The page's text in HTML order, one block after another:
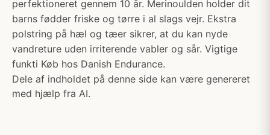
perfektioneret gennem 10 år. Merinoulden holder dit
barns fødder friske og tørre i al slags vejr. Ekstra
polstring på hæl og tæer sikrer, at du kan nyde
vandreture uden irriterende vabler og sår. Vigtige
funkti Køb hos Danish Endurance.
Dele af indholdet på denne side kan være genereret
med hjælp fra AI.